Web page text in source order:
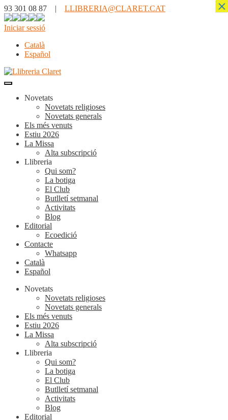
93 301 08 87 | LLIBRERIA@CLARET.CAT
Iniciar sessió
Català
Español
Novetats
Novetats religioses
Novetats generals
Els més venuts
Estiu 2026
La Missa
Alta subscripció
Llibreria
Qui som?
La botiga
El Club
Butlletí setmanal
Activitats
Blog
Editorial
Ecoedició
Contacte
Whatsapp
Català
Español
Novetats
Novetats religioses
Novetats generals
Els més venuts
Estiu 2026
La Missa
Alta subscripció
Llibreria
Qui som?
La botiga
El Club
Butlletí setmanal
Activitats
Blog
Editorial
×